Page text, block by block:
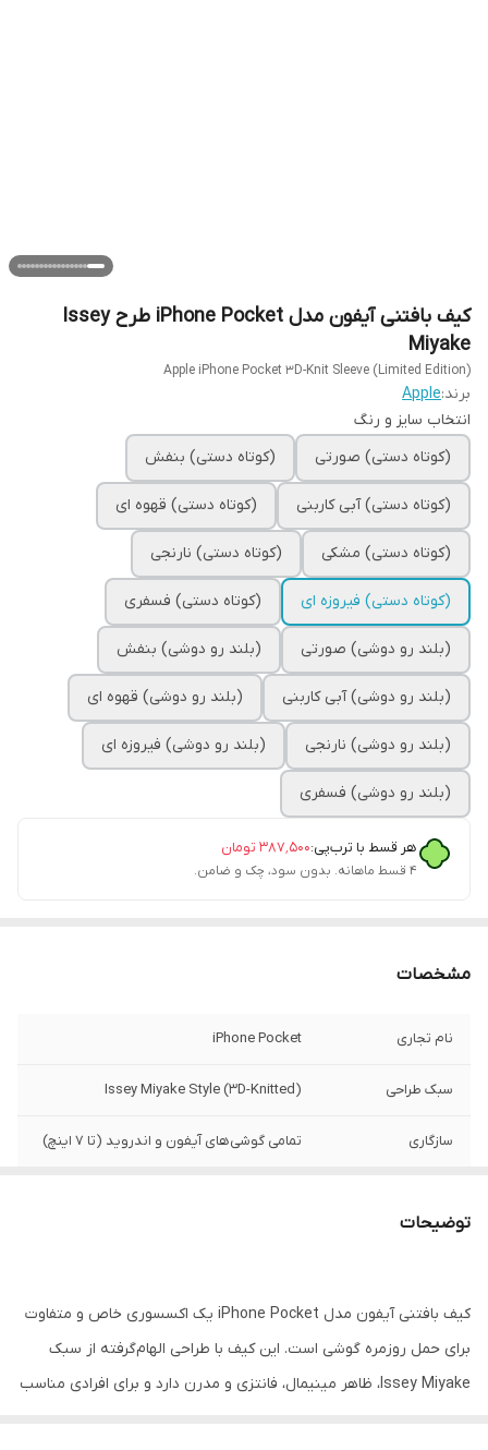
کیف بافتنی آیفون مدل iPhone Pocket طرح Issey
Miyake
Apple iPhone Pocket 3D-Knit Sleeve (Limited Edition)
برند:Apple
انتخاب سایز و رنگ
(کوتاه دستی) صورتی
(کوتاه دستی) بنفش
(کوتاه دستی) آبی کاربنی (کوتاه دستی) قهوه ای
(کوتاه دستی) مشکی (کوتاه دستی) نارنجی
(کوتاه دستی) فیروزه ای (کوتاه دستی) فسفری
(بلند رو دوشی) صورتی (بلند رو دوشی) بنفش
(بلند رو دوشی) آبی کاربنی (بلند رو دوشی) قهوه ای
(بلند رو دوشی) نارنجی (بلند رو دوشی) فیروزه ای
(بلند رو دوشی) فسفری
هر قسط با ترب‌پی:۳۸۷٬۵۰۰ تومان
۴ قسط ماهانه. بدون سود، چک و ضامن.
مشخصات
نام تجاری iPhone Pocket
سبک طراحی Issey Miyake Style (3D-Knitted)
سازگاری تمامی گوشی‌های آیفون و اندروید (تا ۷ اینچ)
رنگ‌بندی لیمویی، صورتی، آبی، مشکی، نارنجی، ارغوانی
توضیحات
کیف بافتنی آیفون مدل iPhone Pocket یک اکسسوری خاص و متفاوت
برای حمل روزمره گوشی است. این کیف با طراحی الهام‌گرفته از سبک
Issey Miyake، ظاهر مینیمال، فانتزی و مدرن دارد و برای افرادی مناسب